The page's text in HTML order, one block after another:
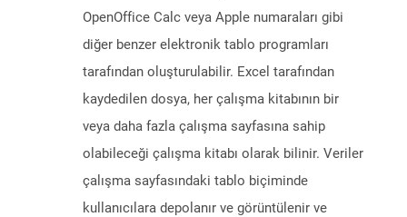
OpenOffice Calc veya Apple numaraları gibi
diğer benzer elektronik tablo programları
tarafından oluşturulabilir. Excel tarafından
kaydedilen dosya, her çalışma kitabının bir
veya daha fazla çalışma sayfasına sahip
olabileceği çalışma kitabı olarak bilinir. Veriler
çalışma sayfasındaki tablo biçiminde
kullanıcılara depolanır ve görüntülenir ve